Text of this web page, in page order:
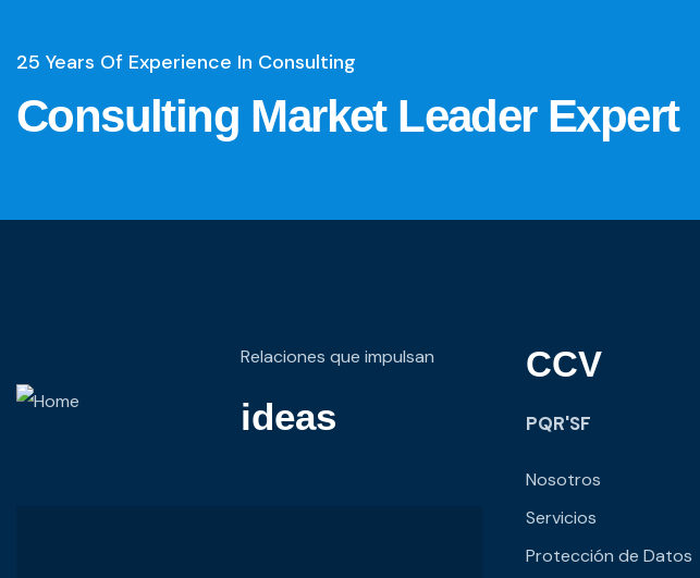
25 Years Of Experience In Consulting
Consulting Market Leader Expert
Relaciones que impulsan
ideas
CCV
PQR'SF
Nosotros
Servicios
Protección de Datos